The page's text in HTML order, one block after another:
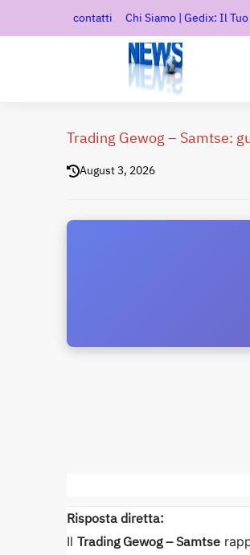
contatti Chi Siamo | Gedix: Il
Trading Gewog – Samtse:
August 3, 2026
Risposta diretta:
Il Trading Gewog – Samtse